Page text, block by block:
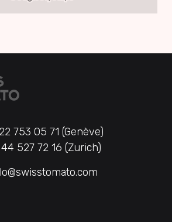
753 05 71 (Genève)
527 72 16 (Zurich)